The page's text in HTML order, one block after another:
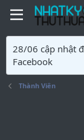
28/06 cập nhật
Facebook
Thành Viên